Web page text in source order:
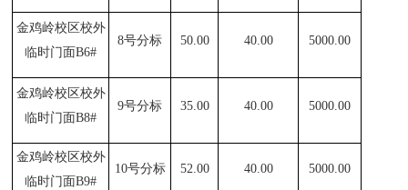
金鸡岭校区校外
临时门面B6#
8号分标 50.00 40.00 5000.00
金鸡岭校区校外
临时门面B8#
9号分标 35.00 40.00 5000.00
金鸡岭校区校外
临时门面B9#
10号分标 52.00 40.00 5000.00